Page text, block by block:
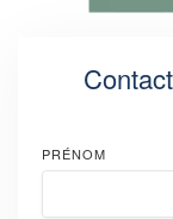
PRÉNOM